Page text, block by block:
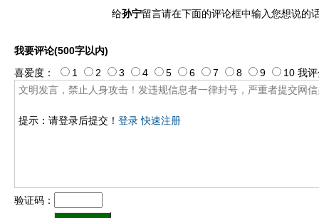
给孙宁留言请在下面的评论框中输入您想说的
我要评论(500字以内)
提示：请登录后提交！ 登录 快速注册
喜爱度： 1 2 3 4 5 6 7 8 9 10 我评
验证码：